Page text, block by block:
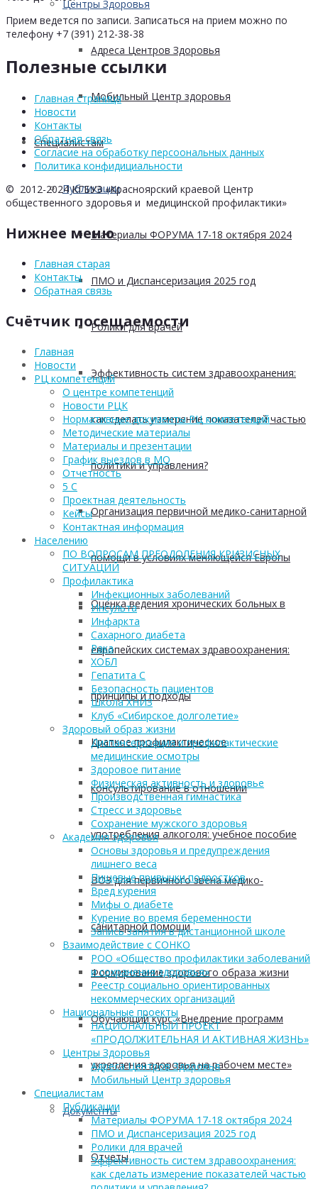
Центры Здоровья
Адреса Центров Здоровья
Мобильный Центр здоровья
Cпециалистам
Публикации
Материалы ФОРУМА 17-18 октября 2024
ПМО и Диспансеризация 2025 год
Ролики для врачей
Эффективность систем здравоохранения:
как сделать измерение показателей частью
политики и управления?
Организация первичной медико-санитарной
помощи в условиях меняющейся Европы
Оценка ведения хронических больных в
европейских системах здравоохранения:
принципы и подходы
Краткое профилактическое
консультирование в отношении
употребления алкоголя: учебное пособие
ВОЗ для первичного звена медико-
санитарной помощи
Формирование здорового образа жизни
Обучающий курс «Внедрение программ
укрепления здоровья на рабочем месте»
Документы
Отчеты
Прием ведется по записи. Записаться на прием можно по
телефону +7 (391) 212-38-38
Полезные ссылки
Главная страница
Новости
Контакты
Обратная связь
Согласие на обработку персоональных данных
Политика конфидициальности
© 2012-2024 КГБУЗ «Красноярский краевой Центр
общественного здоровья и медицинской профилактики»
Нижнее меню
Главная старая
Контакты
Обратная связь
Счётчик посещаемости
Главная
Новости
РЦ компетенций
О центре компетенций
Новости РЦК
Нормативные документы РЦ компетенций
Методические материалы
Материалы и презентации
График выездов в МО
Отчетность
5 С
Проектная деятельность
Кейсы
Контактная информация
Населению
ПО ВОПРОСАМ ПРЕОДОЛЕНИЯ КРИЗИСНЫХ
СИТУАЦИЙ
Профилактика
Инфекционных заболеваний
Инсульта
Инфаркта
Сахарного диабета
Рака
ХОБЛ
Гепатита С
Безопасность пациентов
Школа ХНИЗ
Клуб «Сибирское долголетие»
Здоровый образ жизни
Диспансеризация и профилактические
медицинские осмотры
Здоровое питание
Физическая активность и здоровье
Производственная гимнастика
Стресс и здоровье
Сохранение мужского здоровья
Академия здоровья
Основы здоровья и предупреждения
лишнего веса
Пищевые привычки подростков
Вред курения
Мифы о диабете
Курение во время беременности
Запись занятия в дистанционной школе
Взаимодействие с СОНКО
РОО «Общество профилактики заболеваний
и сохранения здоровья»
Реестр социально ориентированных
некоммерческих организаций
Национальные проекты
НАЦИОНАЛЬНЫЙ ПРОЕКТ
«ПРОДОЛЖИТЕЛЬНАЯ И АКТИВНАЯ ЖИЗНЬ»
Центры Здоровья
Адреса Центров Здоровья
Мобильный Центр здоровья
Cпециалистам
Публикации
Материалы ФОРУМА 17-18 октября 2024
ПМО и Диспансеризация 2025 год
Ролики для врачей
Эффективность систем здравоохранения:
как сделать измерение показателей частью